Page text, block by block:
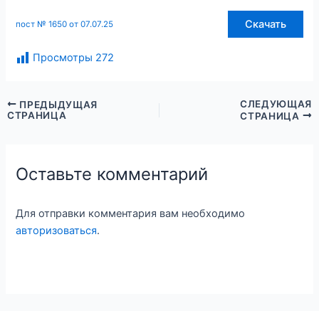
пост № 1650 от 07.07.25 Скачать
Просмотры 272
ПРЕДЫДУЩАЯ
СТРАНИЦА
СЛЕДУЮЩАЯ
СТРАНИЦА
Оставьте комментарий
Для отправки комментария вам необходимо
авторизоваться.